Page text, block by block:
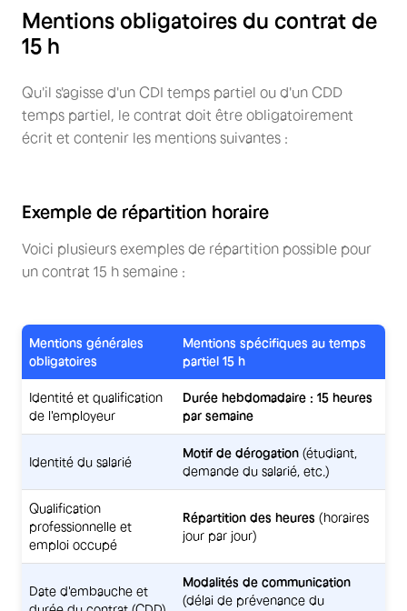
Mentions obligatoires du contrat de
15 h
Qu'il s'agisse d'un CDI temps partiel ou d'un CDD
temps partiel, le contrat doit être obligatoirement
écrit et contenir les mentions suivantes :
Exemple de répartition horaire
Voici plusieurs exemples de répartition possible pour
un contrat 15 h semaine :
Mentions générales
obligatoires
Mentions spécifiques au temps
partiel 15 h
Identité et qualification
de l'employeur
Durée hebdomadaire : 15 heures
par semaine
Identité du salarié
Motif de dérogation (étudiant,
demande du salarié, etc.)
Qualification
professionnelle et
emploi occupé
Répartition des heures (horaires
jour par jour)
Date d'embauche et
Modalités de communication
(délai de prévenance du